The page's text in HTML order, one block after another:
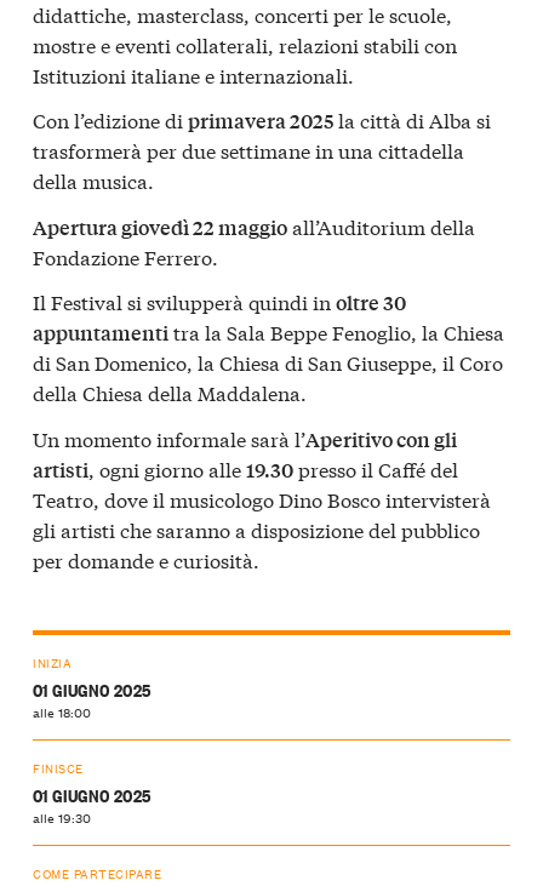
didattiche, masterclass, concerti per le scuole,
mostre e eventi collaterali, relazioni stabili con
Istituzioni italiane e internazionali.
Con l’edizione di primavera 2025la città di Alba si
trasformerà per due settimane in una cittadella
della musica.
Apertura giovedì 22 maggioall’Auditorium della
Fondazione Ferrero.
Il Festival si svilupperà quindi in oltre 30
appuntamentitra la Sala Beppe Fenoglio, la Chiesa
di San Domenico, la Chiesa di San Giuseppe, il Coro
della Chiesa della Maddalena.
Un momento informale sarà l’Aperitivo con gli
artisti, ogni giorno alle19.30presso il Caffé del
Teatro, dove il musicologo Dino Bosco intervisterà
gli artisti che saranno a disposizione del pubblico
per domande e curiosità.
INIZIA
01 GIUGNO 2025
alle 18:00
FINISCE
01 GIUGNO 2025
alle 19:30
COME PARTECIPARE